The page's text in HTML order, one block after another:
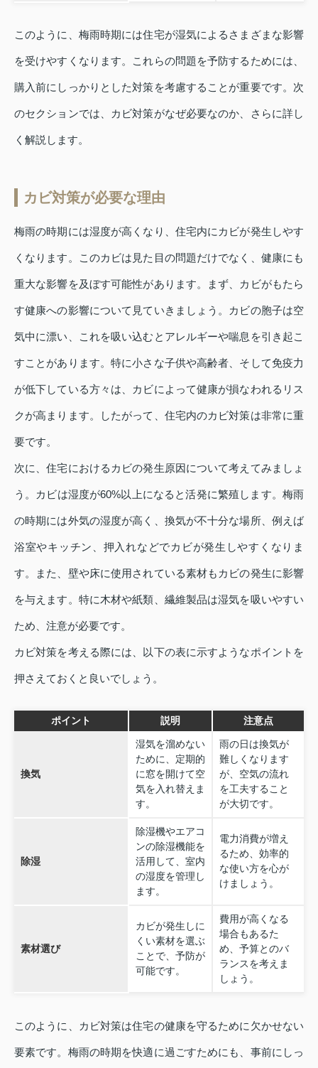
このように、梅雨時期には住宅が湿気によるさまざまな影響
を受けやすくなります。これらの問題を予防するためには、
購入前にしっかりとした対策を考慮することが重要です。次
のセクションでは、カビ対策がなぜ必要なのか、さらに詳し
く解説します。
カビ対策が必要な理由
梅雨の時期には湿度が高くなり、住宅内にカビが発生しやす
くなります。このカビは見た目の問題だけでなく、健康にも
重大な影響を及ぼす可能性があります。まず、カビがもたら
す健康への影響について見ていきましょう。カビの胞子は空
気中に漂い、これを吸い込むとアレルギーや喘息を引き起こ
すことがあります。特に小さな子供や高齢者、そして免疫力
が低下している方々は、カビによって健康が損なわれるリス
クが高まります。したがって、住宅内のカビ対策は非常に重
要です。
次に、住宅におけるカビの発生原因について考えてみましょ
う。カビは湿度が60%以上になると活発に繁殖します。梅雨
の時期には外気の湿度が高く、換気が不十分な場所、例えば
浴室やキッチン、押入れなどでカビが発生しやすくなりま
す。また、壁や床に使用されている素材もカビの発生に影響
を与えます。特に木材や紙類、繊維製品は湿気を吸いやすい
ため、注意が必要です。
カビ対策を考える際には、以下の表に示すようなポイントを
押さえておくと良いでしょう。
ポイント 説明 注意点
換気
湿気を溜めない
ために、定期的
に窓を開けて空
気を入れ替えま
す。
雨の日は換気が
難しくなります
が、空気の流れ
を工夫すること
が大切です。
除湿
除湿機やエアコ
ンの除湿機能を
活用して、室内
の湿度を管理し
ます。
電力消費が増え
るため、効率的
な使い方を心が
けましょう。
素材選び
カビが発生しに
くい素材を選ぶ
ことで、予防が
可能です。
費用が高くなる
場合もあるた
め、予算とのバ
ランスを考えま
しょう。
このように、カビ対策は住宅の健康を守るために欠かせない
要素です。梅雨の時期を快適に過ごすためにも、事前にしっ